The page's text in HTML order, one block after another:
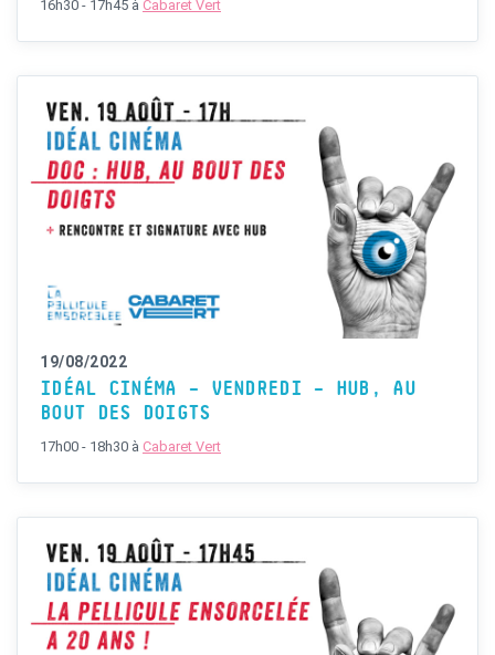
16h30 - 17h45 à Cabaret Vert
19/08/2022
IDÉAL CINÉMA – VENDREDI – HUB, AU
BOUT DES DOIGTS
17h00 - 18h30 à Cabaret Vert